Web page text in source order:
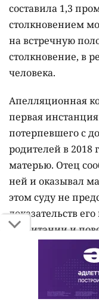
составила 1,3
столкновением
на встречную
столкновение, в
человека.
Апелляционная
первая
потерпевшего с
родителей в 2018
матерью. Отец
ней и оказывал
этом суду не
доказательств
воспитании и
Коллегия
разумной и